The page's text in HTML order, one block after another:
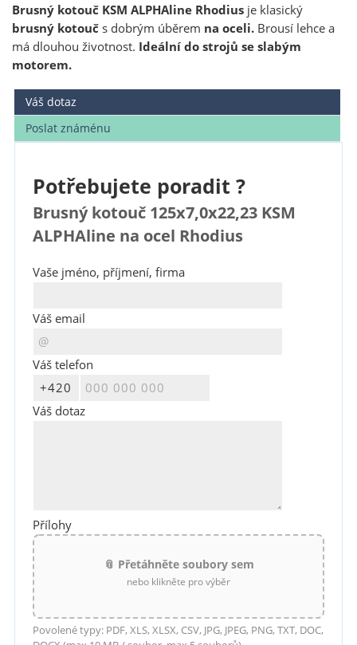
Brusný kotouč KSM ALPHAline Rhodius je klasický
brusný kotoučs dobrým úběrem na oceli. Brousí lehce a
má dlouhou životnost. Ideální do strojů se slabým
motorem.
Váš dotaz
Poslat známénu
Potřebujete poradit ?
Brusný kotouč 125x7,0x22,23 KSM
ALPHAline na ocel Rhodius
Vaše jméno, příjmení, firma
Váš email
Váš telefon
Váš dotaz
Přílohy
📎 Přetáhněte soubory sem
nebo klikněte pro výběr
Povolené typy: PDF, XLS, XLSX, CSV, JPG, JPEG, PNG, TXT, DOC,